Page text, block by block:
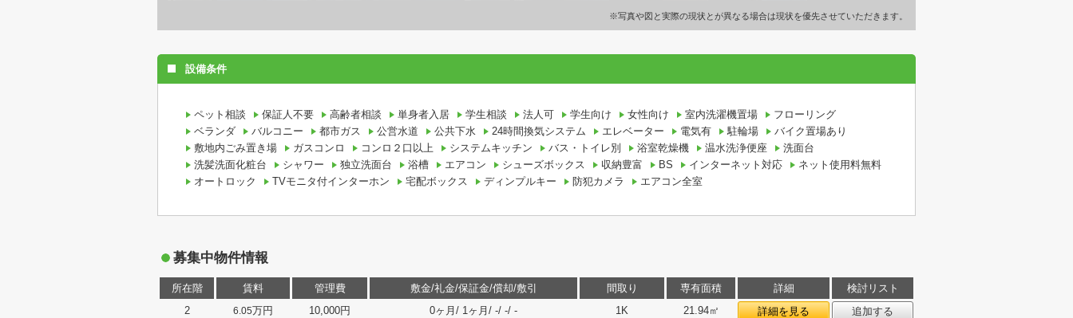
※写真や図と実際の現状とが異なる場合は現状を優先させていただきます。
設備条件
ペット相談 保証人不要 高齢者相談 単身者入居 学生相談 法人可 学生向け 女性向け 室内洗濯機置場
フローリング
ベランダ
バルコニー 都市ガス 公営水道 公共下水 24時間換気システム エレベーター 電気有 駐輪場
バイク置場あり
敷地内ごみ置き場
ガスコンロ コンロ２口以上 システムキッチン バス・トイレ別 浴室乾燥機 温水洗浄便座
洗面台
洗髪洗面化粧台
シャワー 独立洗面台 浴槽 エアコン シューズボックス 収納豊富 BS インターネット対応
ネット使用料無料
オートロック
TVモニタ付インターホン 宅配ボックス ディンプルキー 防犯カメラ エアコン全室
募集中物件情報
所在階 賃料 管理費 敷金/礼金/保証金/償却/敷引 間取り 専有面積 詳細
検討リスト
2
6.05万円 10,000円 0ヶ月/ 1ヶ月/ -/ -/ - 1K 21.94㎡ 詳細を見る
追加する